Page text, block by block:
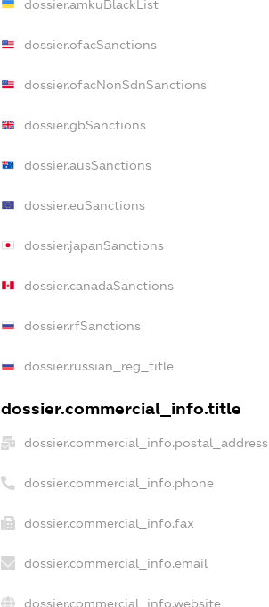
dossier.amkuBlackList
dossier.ofacSanctions
dossier.ofacNonSdnSanctions
dossier.gbSanctions
dossier.ausSanctions
dossier.euSanctions
dossier.japanSanctions
dossier.canadaSanctions
dossier.rfSanctions
dossier.russian_reg_title
dossier.commercial_info.title
dossier.commercial_info.postal_address
dossier.commercial_info.phone
dossier.commercial_info.fax
dossier.commercial_info.email
dossier.commercial_info.website